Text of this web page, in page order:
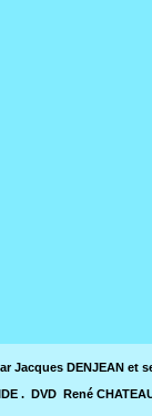
Jacques DENJEAN
. DVD René